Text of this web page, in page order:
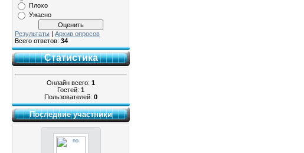
Плохо
Ужасно
Результаты | Архив опросов
Всего ответов: 34
Статистика
Онлайн всего: 1
Гостей: 1
Пользователей: 0
Последние участники